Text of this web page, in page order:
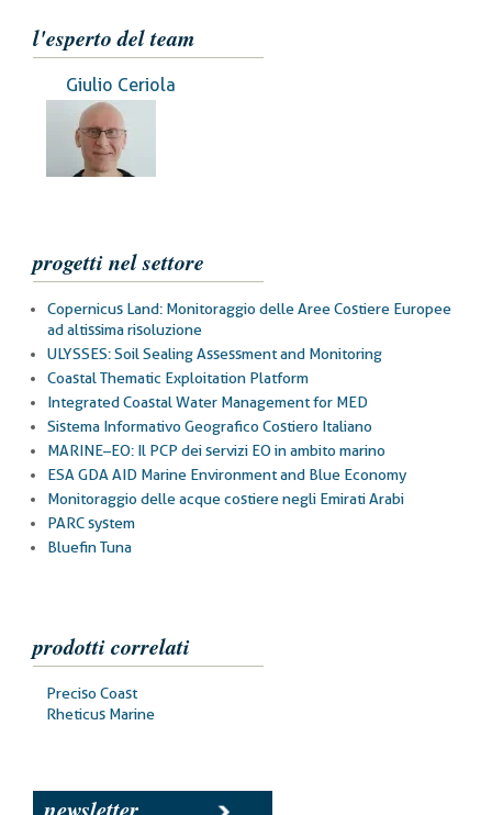
l'esperto del team
Giulio Ceriola
progetti nel settore
Copernicus Land: Monitoraggio delle Aree Costiere Europee
ad altissima risoluzione
ULYSSES: Soil Sealing Assessment and Monitoring
Coastal Thematic Exploitation Platform
Integrated Coastal Water Management for MED
Sistema Informativo Geografico Costiero Italiano
MARINE–EO: Il PCP dei servizi EO in ambito marino
ESA GDA AID Marine Environment and Blue Economy
Monitoraggio delle acque costiere negli Emirati Arabi
PARC system
Bluefin Tuna
prodotti correlati
Preciso Coast
Rheticus Marine